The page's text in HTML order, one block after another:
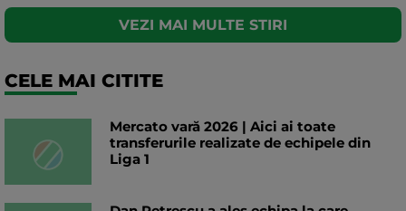
VEZI MAI MULTE STIRI
CELE MAI CITITE
Mercato vară 2026 | Aici ai toate
transferurile realizate de echipele din
Liga 1